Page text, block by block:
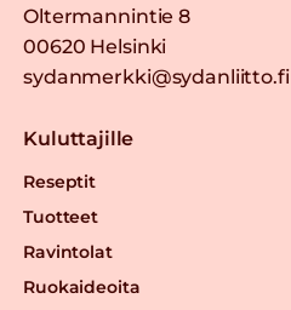
Oltermannintie 8
00620 Helsinki
sydanmerkki@sydanliitto.fi
Kuluttajille
Reseptit
Tuotteet
Ravintolat
Ruokaideoita